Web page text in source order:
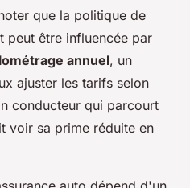
que la politique de
peut être influencée par
annuel, un
ajuster les tarifs selon
conducteur qui parcourt
voir sa prime réduite en